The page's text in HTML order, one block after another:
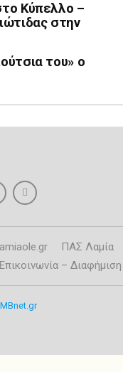
Κύπελλο –
στην
του» ο
ΠΑΣ Λαμία
Επικοινωνία – Διαφήμιση